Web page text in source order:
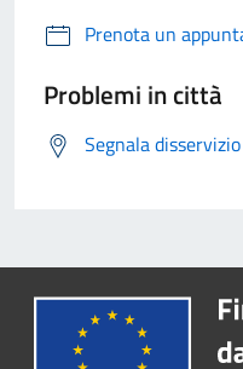
Prenota un
Problemi in città
Segnala disservizio